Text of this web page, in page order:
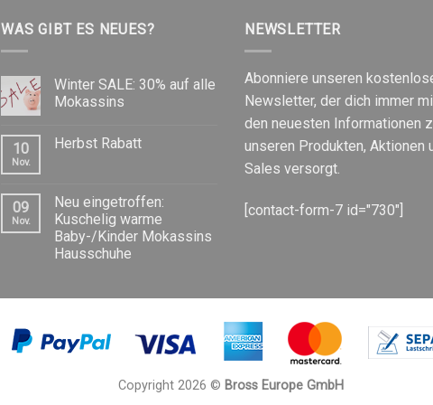
WAS GIBT ES NEUES?
Winter SALE: 30% auf alle
Mokassins
10
Nov.
Herbst Rabatt
09
Nov.
Neu eingetroffen:
Kuschelig warme
Baby-/Kinder Mokassins
Hausschuhe
NEWSLETTER
Abonniere unseren
Newsletter, der dich immer
den neuesten Informationen
unseren Produkten, Aktionen
Sales versorgt.
[contact-form-7 id="730"]
Copyright 2026 © Bross Europe GmbH